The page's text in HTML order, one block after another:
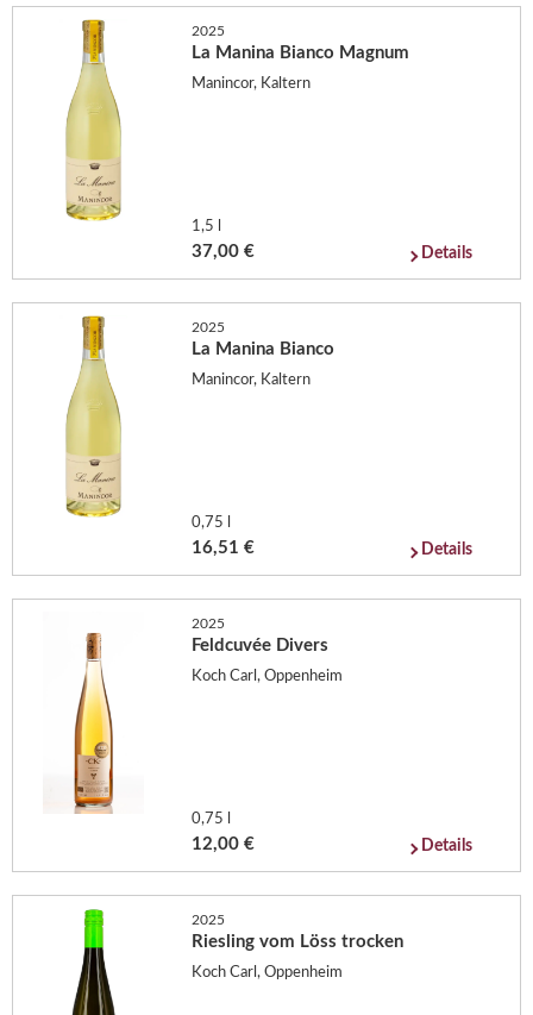
2025
La Manina Bianco Magnum
Manincor, Kaltern
1,5 l
37,00 € Details
2025
La Manina Bianco
Manincor, Kaltern
0,75 l
16,51 € Details
2025
Feldcuvée Divers
Koch Carl, Oppenheim
0,75 l
12,00 € Details
2025
Riesling vom Löss trocken
Koch Carl, Oppenheim